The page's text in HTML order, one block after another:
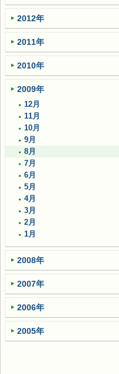
2012年
2011年
2010年
2009年
12月
11月
10月
9月
8月
7月
6月
5月
4月
3月
2月
1月
2008年
2007年
2006年
2005年